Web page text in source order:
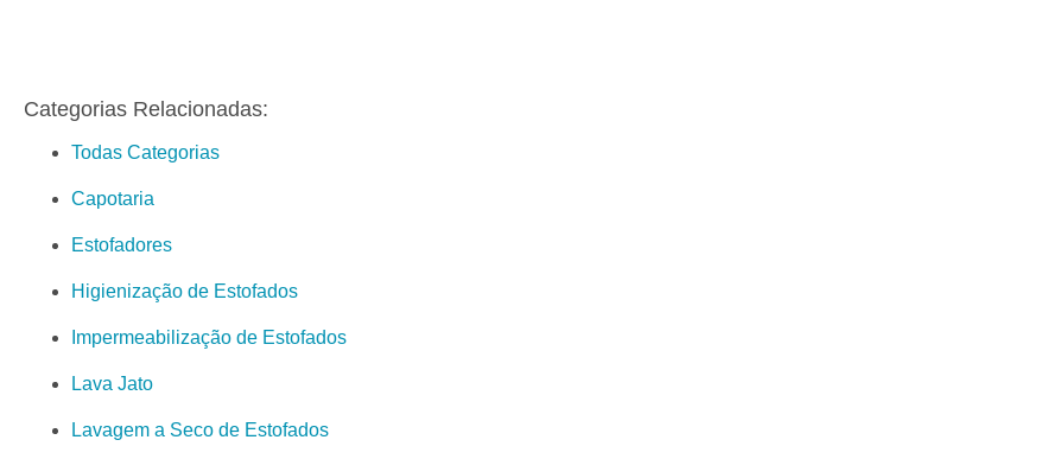
Categorias Relacionadas:
Todas Categorias
Capotaria
Estofadores
Higienização de Estofados
Impermeabilização de Estofados
Lava Jato
Lavagem a Seco de Estofados